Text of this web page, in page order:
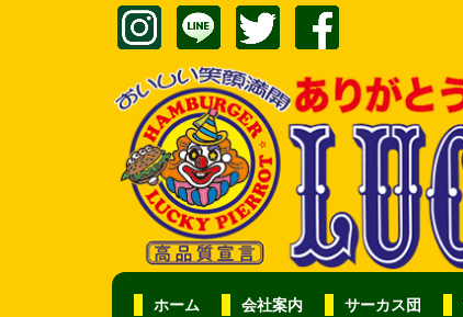
ホーム 会社案内 サーカス団